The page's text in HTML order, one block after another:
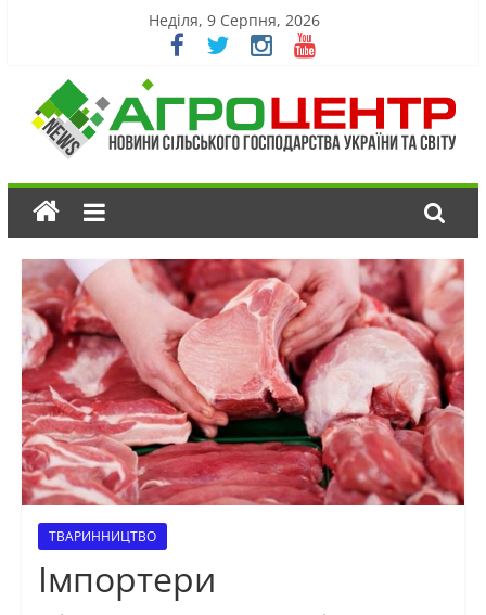
Неділя, 9 Серпня, 2026
ТВАРИННИЦТВО
Імпортери